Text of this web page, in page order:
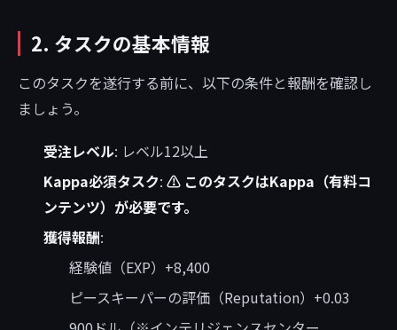
2. タスクの基本情報
このタスクを遂行する前に、以下の条件と報酬を確認し
ましょう。
受注レベル: レベル12以上
Kappa必須タスク: ⚠️ このタスクはKappa（有料コ
ンテンツ）が必要です。
獲得報酬:
経験値（EXP）+8,400
ピースキーパーの評価（Reputation）+0.03